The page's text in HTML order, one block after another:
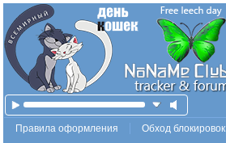
Правила оформления
Обход блокировок